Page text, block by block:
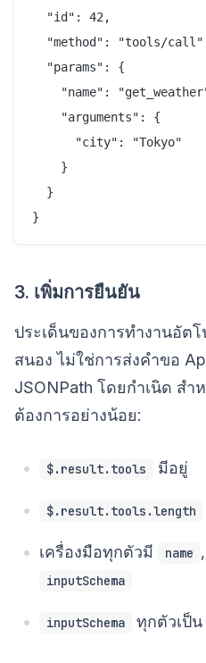
  "id": 42,
"method": "tools/
  "params": {
"name":
    "arguments": {
      "city": "Tokyo"
    }
  }
3. เพิ่มการยืนยัน
ประเด็นของการทำงานอัต
สนอง ไม่ใช่การส่งคำขอ
JSONPath โดยกำเนิด สำ
ต้องการอย่างน้อย:
$.result.tools มีอยู่
$.result.tools.length
เครื่องมือทุกตัวมี name ,
inputSchema
inputSchema ทุกตัวเป็